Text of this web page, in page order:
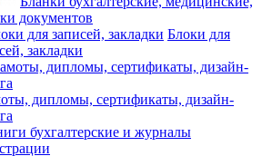
документов
Блоки для
закладки
дипломы, сертификаты, дизайн-